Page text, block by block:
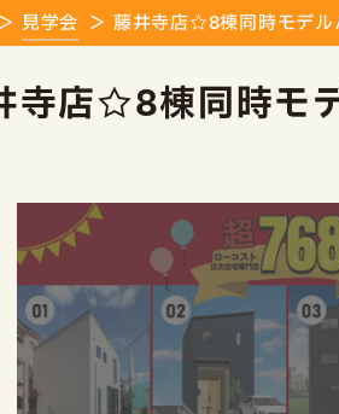
見学会 藤井寺店☆8棟同時モデル
寺店☆8棟同時モ